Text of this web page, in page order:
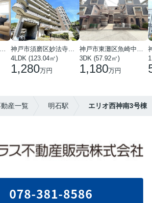
4LDK (123.04㎡)
1,280万円
3DK (57.92㎡)
1,180万円
産一覧 明石駅 エリオ西神南3号棟
078-381-8586